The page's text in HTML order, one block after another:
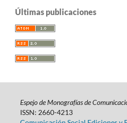
Últimas publicaciones
Espejo de Monografías de
ISSN: 2660-4213